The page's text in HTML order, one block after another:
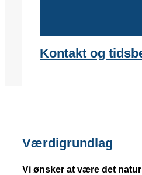
Kontakt og
Værdigrundlag
Vi ønsker at være det